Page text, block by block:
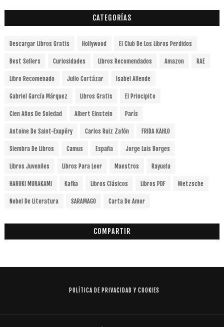
CATEGORÍAS
Descargar Libros Gratis Hollywood El Club De Los Libros Perdidos
Best Sellers Curiosidades Libros Recomendados Amazon RAE
Libro Recomenado Julio Cortázar Isabel Allende
Gabriel García Márquez Libros Gratis El Principito
Cien Años De Soledad Albert Einstein París
Antoine De Saint-Exupéry Carlos Ruiz Zafón FRIDA KAHLO
Siembra De Libros Camus España Jorge Luis Borges
Libros Juveniles Libros Para Leer Maestros Rayuela
HARUKI MURAKAMI Kafka Libros Clásicos Libros PDF Nietzsche
Nobel De Literatura SARAMAGO Carta De Amor
COMPARTIR
POLÍTICA DE PRIVACIDAD Y COOKIES